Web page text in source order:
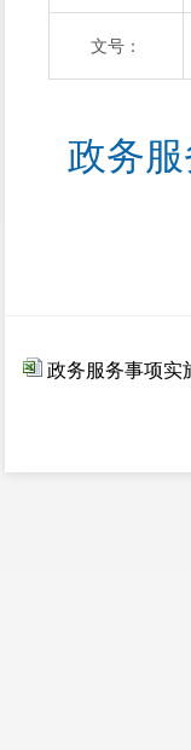
文号：
政务
政务服务事项实